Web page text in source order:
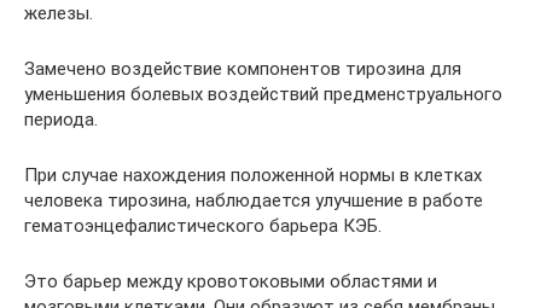
железы.
Замечено воздействие компонентов тирозина для
уменьшения болевых воздействий предменструального
периода.
При случае нахождения положенной нормы в клетках
человека тирозина, наблюдается улучшение в работе
гематоэнцефалистического барьера КЭБ.
Это барьер между кровотоковыми областями и